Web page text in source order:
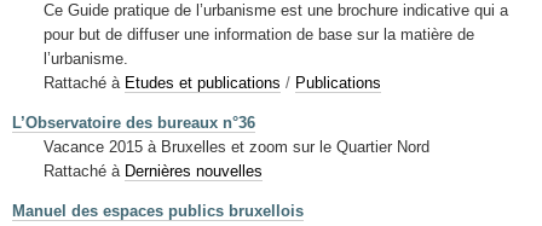
Ce Guide pratique de l’urbanisme est une brochure indicative qui a
pour but de diffuser une information de base sur la matière de
l’urbanisme.
Rattaché à Etudes et publications / Publications
L’Observatoire des bureaux n°36
Vacance 2015 à Bruxelles et zoom sur le Quartier Nord
Rattaché à Dernières nouvelles
Manuel des espaces publics bruxellois